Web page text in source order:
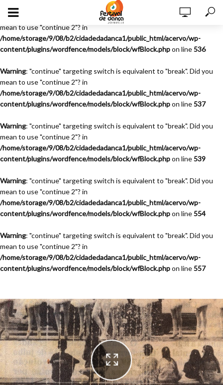
Warning
: "continue" targeting switch is equivalent to "break". Did you
mean to use "continue 2"? in
/home/storage/9/08/b2/cidadedadanca1/public_html/acervo/wp-
content/plugins/wordfence/models/block/wfBlock.phpon line536
Warning: "continue" targeting switch is equivalent to "break". Did you
mean to use "continue 2"? in
/home/storage/9/08/b2/cidadedadanca1/public_html/acervo/wp-
content/plugins/wordfence/models/block/wfBlock.phpon line537
Warning: "continue" targeting switch is equivalent to "break". Did you
mean to use "continue 2"? in
/home/storage/9/08/b2/cidadedadanca1/public_html/acervo/wp-
content/plugins/wordfence/models/block/wfBlock.phpon line539
Warning: "continue" targeting switch is equivalent to "break". Did you
mean to use "continue 2"? in
/home/storage/9/08/b2/cidadedadanca1/public_html/acervo/wp-
content/plugins/wordfence/models/block/wfBlock.phpon line554
Warning: "continue" targeting switch is equivalent to "break". Did you
mean to use "continue 2"? in
/home/storage/9/08/b2/cidadedadanca1/public_html/acervo/wp-
content/plugins/wordfence/models/block/wfBlock.phpon line557
Festival de Dança de Joinville - 7a. Edição - 1989